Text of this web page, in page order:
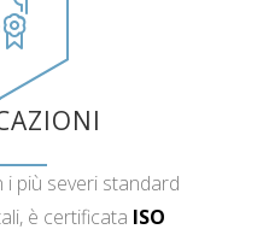
i più severi standard
è certificata ISO